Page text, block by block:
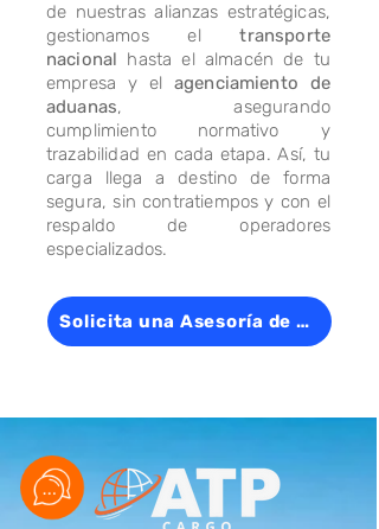
de nuestras alianzas estratégicas,
gestionamos eltransporte
nacional hasta el almacén de tu
empresa y el agenciamiento de
aduanas, asegurando
cumplimiento normativo y
trazabilidad en cada etapa. Así, tu
carga llega a destino de forma
segura, sin contratiempos y con el
respaldo de operadores
especializados.
Solicita una Asesoría de Estos Servicios Aquí